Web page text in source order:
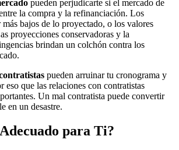
pueden perjudicarte si el mercado de
la compra y la refinanciación. Los
bajos de lo proyectado, o los valores
proyecciones conservadoras y la
brindan un colchón contra los
pueden arruinar tu cronograma y
eso que las relaciones con contratistas
Un mal contratista puede convertir
en un desastre.
para Ti?